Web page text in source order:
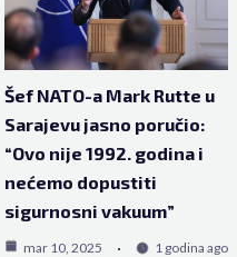
Šef NATO-a Mark Rutte u
Sarajevu jasno poručio:
“Ovo nije 1992. godina i
nećemo dopustiti
sigurnosni vakuum”
mar 10, 2025 1 godina ago